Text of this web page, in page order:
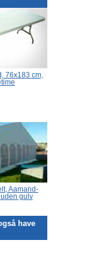
have
76x183 cm,
Aamand-
gulv